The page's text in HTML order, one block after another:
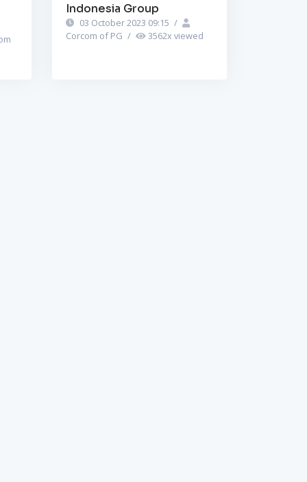
Indonesia Group
03 October 2023 09:15 /
Corcom of PG / 3562x viewed